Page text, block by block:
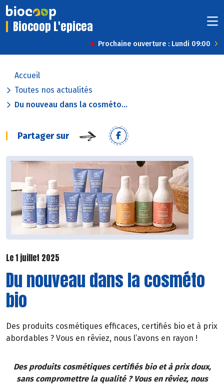
Biocoop L'epicea
Prochaine ouverture : Lundi 09:00
Accueil
Toutes nos actualités
Du nouveau dans la cosméto...
Partager sur
Le 1 juillet 2025
Du nouveau dans la cosméto
bio
Des produits cosmétiques efficaces, certifiés bio et à prix
abordables ? Vous en rêviez, nous l’avons en rayon !
Des produits cosmétiques certifiés bio et à prix doux,
sans compromettre la qualité ? Vous en rêviez, nous